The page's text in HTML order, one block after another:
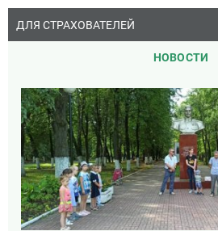
ДЛЯ СТРАХОВАТЕЛЕЙ
НОВОСТИ